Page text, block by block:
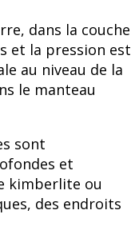
dans la couche
et la pression est
au niveau de la
le manteau
sont
et
kimberlite ou
des endroits